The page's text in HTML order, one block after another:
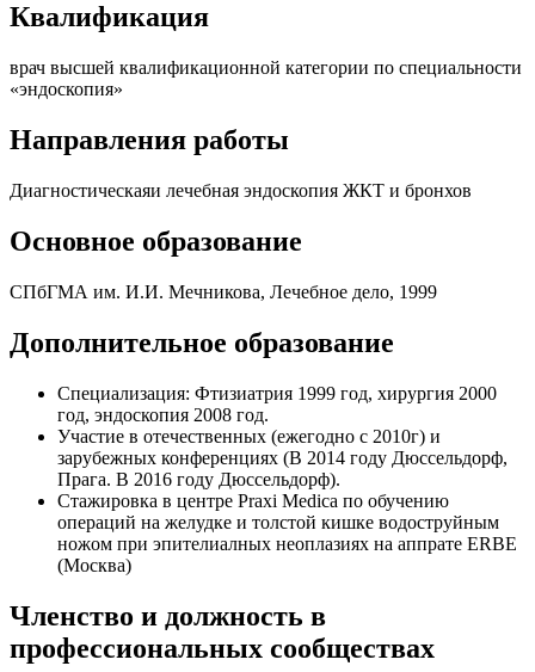
Квалификация
врач высшей квалификационной категории по специальности
«эндоскопия»
Направления работы
Диагностическаяи лечебная эндоскопия ЖКТ и бронхов
Основное образование
СПбГМА им. И.И. Мечникова, Лечебное дело, 1999
Дополнительное образование
Специализация: Фтизиатрия 1999 год, хирургия 2000
год, эндоскопия 2008 год.
Участие в отечественных (ежегодно с 2010г) и
зарубежных конференциях (В 2014 году Дюссельдорф,
Прага. В 2016 году Дюссельдорф).
Стажировка в центре Praxi Medica по обучению
операций на желудке и толстой кишке водоструйным
ножом при эпителиалных неоплазиях на аппрате ERBE
(Москва)
Членство и должность в
профессиональных сообществах